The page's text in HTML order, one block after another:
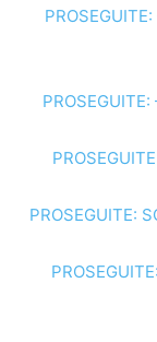
PROSEGUITE: